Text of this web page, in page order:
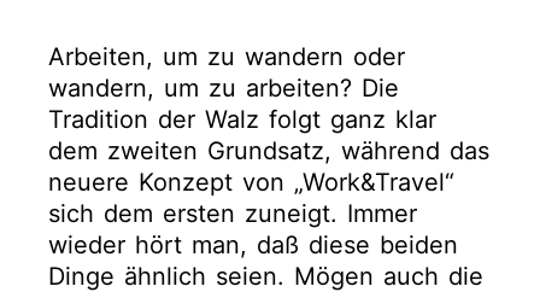
Arbeiten, um zu wandern oder
wandern, um zu arbeiten? Die
Tradition der Walz folgt ganz klar
dem zweiten Grundsatz, während das
neuere Konzept von „Work&Travel“
sich dem ersten zuneigt. Immer
wieder hört man, daß diese beiden
Dinge ähnlich seien. Mögen auch die